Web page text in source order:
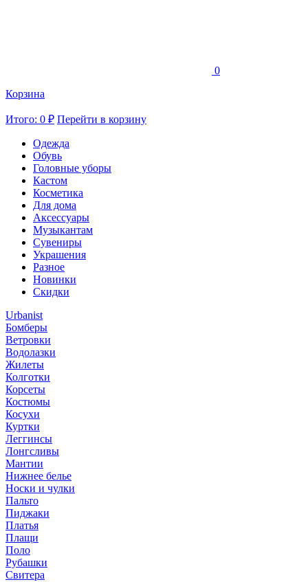
0
Корзина
Итого: 0 ₽ Перейти в корзину
Одежда
Обувь
Головные уборы
Кастом
Косметика
Для дома
Аксессуары
Музыкантам
Сувениры
Украшения
Разное
Новинки
Скидки
Urbanist
Бомберы
Ветровки
Водолазки
Жилеты
Колготки
Корсеты
Костюмы
Косухи
Куртки
Леггинсы
Лонгсливы
Мантии
Нижнее белье
Носки и чулки
Пальто
Пиджаки
Платья
Плащи
Поло
Рубашки
Свитера